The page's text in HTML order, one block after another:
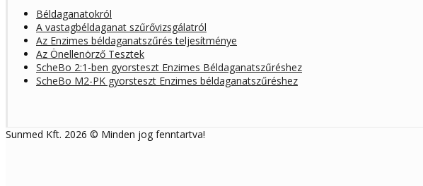
Béldaganatokról
A vastagbéldaganat szűrővizsgálatról
Az Enzimes béldaganatszűrés teljesítménye
Az Önellenörző Tesztek
ScheBo 2:1-ben gyorsteszt Enzimes Béldaganatszűréshez
ScheBo M2-PK gyorsteszt Enzimes béldaganatszűréshez
Sunmed Kft. 2026 © Minden jog fenntartva!